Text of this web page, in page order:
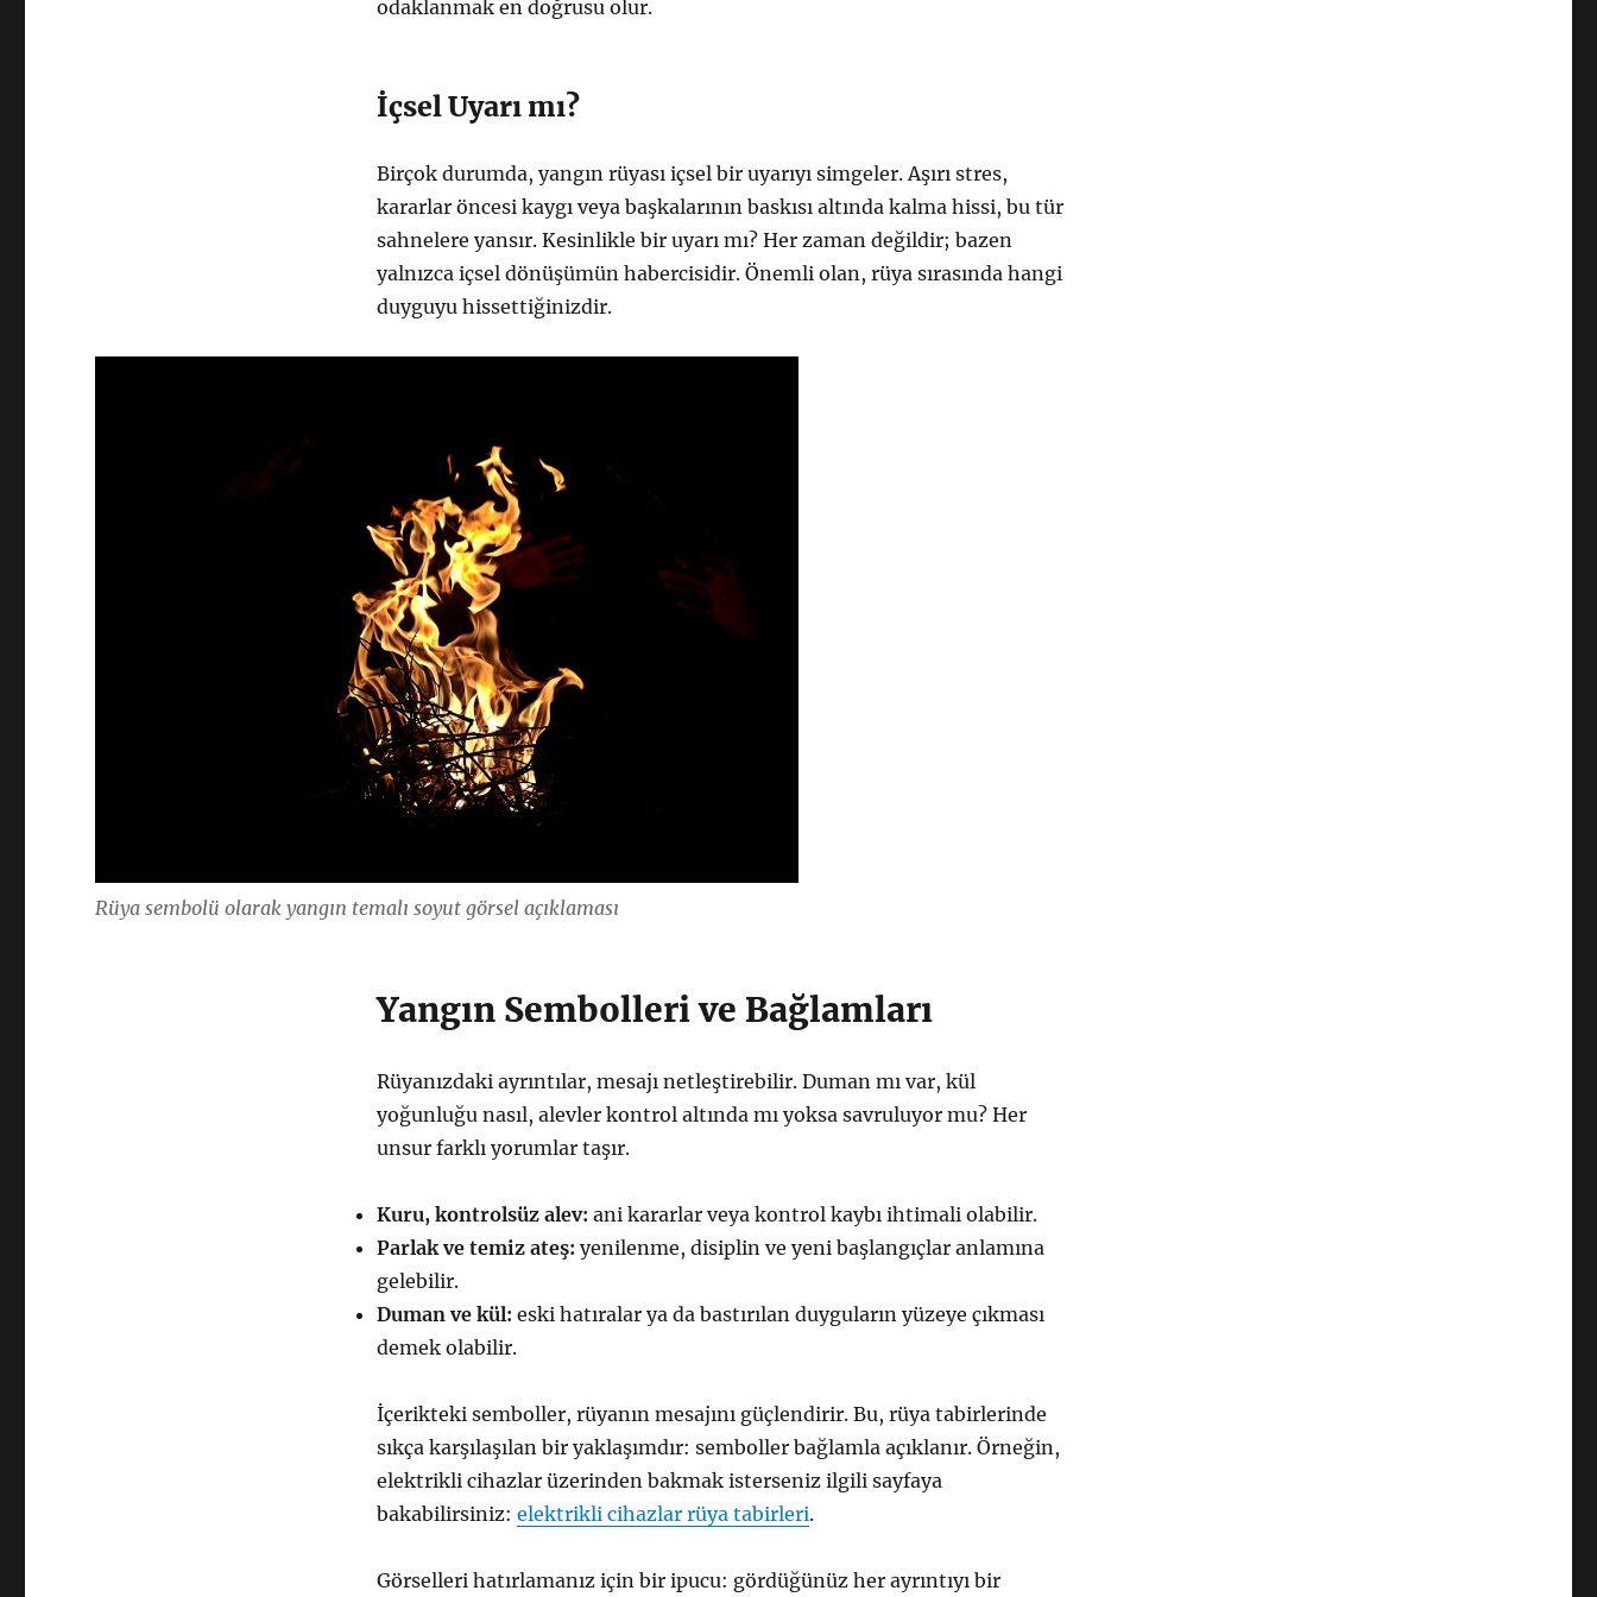
odaklanmak en doğrusu olur.
İçsel Uyarı mı?
Birçok durumda, yangın rüyası içsel bir uyarıyı simgeler. Aşırı stres,
kararlar öncesi kaygı veya başkalarının baskısı altında kalma hissi, bu tür
sahnelere yansır. Kesinlikle bir uyarı mı? Her zaman değildir; bazen
yalnızca içsel dönüşümün habercisidir. Önemli olan, rüya sırasında hangi
duyguyu hissettiğinizdir.
Rüya sembolü olarak yangın temalı soyut görsel açıklaması
Yangın Sembolleri ve Bağlamları
Rüyanızdaki ayrıntılar, mesajı netleştirebilir. Duman mı var, kül
yoğunluğu nasıl, alevler kontrol altında mı yoksa savruluyor mu? Her
unsur farklı yorumlar taşır.
Kuru, kontrolsüz alev: ani kararlar veya kontrol kaybı ihtimali olabilir.
Parlak ve temiz ateş: yenilenme, disiplin ve yeni başlangıçlar anlamına
gelebilir.
Duman ve kül: eski hatıralar ya da bastırılan duyguların yüzeye çıkması
demek olabilir.
İçerikteki semboller, rüyanın mesajını güçlendirir. Bu, rüya tabirlerinde
sıkça karşılaşılan bir yaklaşımdır: semboller bağlamla açıklanır. Örneğin,
elektrikli cihazlar üzerinden bakmak isterseniz ilgili sayfaya
bakabilirsiniz: elektrikli cihazlar rüya tabirleri.
Görselleri hatırlamanız için bir ipucu: gördüğünüz her ayrıntıyı bir